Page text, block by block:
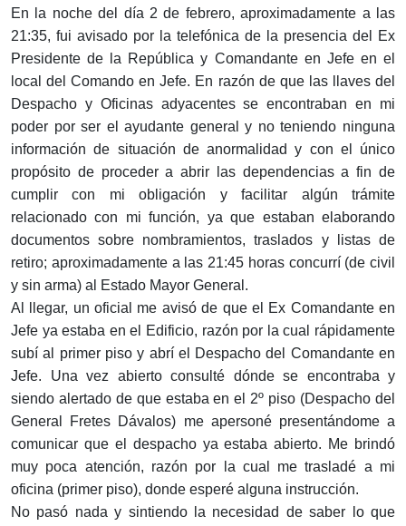
En la noche del día 2 de febrero, aproximadamente a las
21:35, fui avisado por la telefónica de la presencia del Ex
Presidente de la República y Comandante en Jefe en el
local del Comando en Jefe. En razón de que las llaves del
Despacho y Oficinas adyacentes se encontraban en mi
poder por ser el ayudante general y no teniendo ninguna
información de situación de anormalidad y con el único
propósito de proceder a abrir las dependencias a fin de
cumplir con mi obligación y facilitar algún trámite
relacionado con mi función, ya que estaban elaborando
documentos sobre nombramientos, traslados y listas de
retiro; aproximadamente a las 21:45 horas concurrí (de civil
y sin arma) al Estado Mayor General.
Al llegar, un oficial me avisó de que el Ex Comandante en
Jefe ya estaba en el Edificio, razón por la cual rápidamente
subí al primer piso y abrí el Despacho del Comandante en
Jefe. Una vez abierto consulté dónde se encontraba y
siendo alertado de que estaba en el 2º piso (Despacho del
General Fretes Dávalos) me apersoné presentándome a
comunicar que el despacho ya estaba abierto. Me brindó
muy poca atención, razón por la cual me trasladé a mi
oficina (primer piso), donde esperé alguna instrucción.
No pasó nada y sintiendo la necesidad de saber lo que